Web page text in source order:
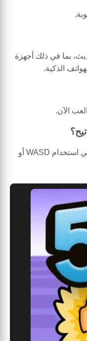
بما في ذلك أجهزة
الذكية.
الآن.
نعم، يمكن للاعبين على الكمبيوتر المكتبي استخدام WASD أو